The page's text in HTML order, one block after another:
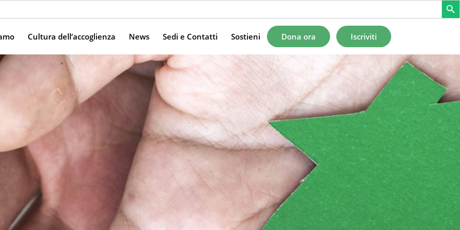
Cultura dell’accoglienza News Sedi e Contatti Sostieni Dona ora Iscriviti